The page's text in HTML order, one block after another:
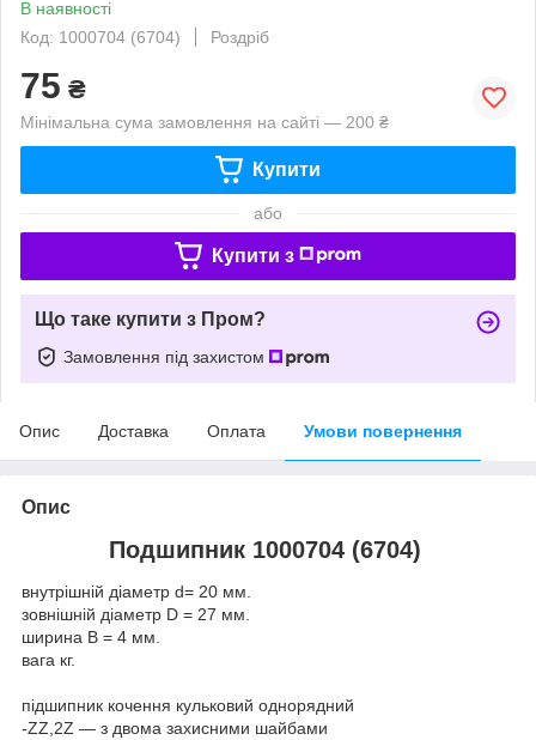
В наявності
Код: 1000704 (6704)
Роздріб
75 ₴
Мінімальна сума замовлення на сайті — 200 ₴
Купити
або
Купити з
Що таке купити з Пром?
Замовлення під захистом
Опис Доставка Оплата Умови повернення
Опис
Подшипник 1000704 (6704)
внутрішній діаметр d= 20 мм.
зовнішній діаметр D = 27 мм.
ширина B = 4 мм.
вага кг.
підшипник кочення кульковий однорядний
-ZZ,2Z — з двома захисними шайбами